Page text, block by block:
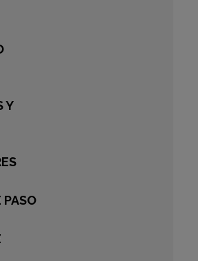
Y
PASO